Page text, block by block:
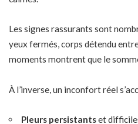
Les signes rassurants sont
yeux fermés, corps détendu
moments montrent que le
À l’inverse, un inconfort réel
Pleurs persistantset